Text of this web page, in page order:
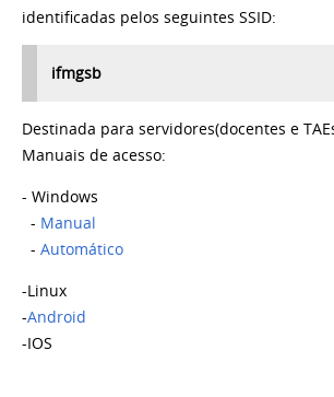
identificadas pelos seguintes SSID:
ifmgsb
Destinada para servidores(docentes e
Manuais de acesso:
- Windows
- Manual
- Automático
-Linux
-Android
-IOS